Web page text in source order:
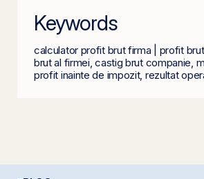
Keywords
calculator profit brut firma | profit
brut al firmei, castig brut companie,
profit inainte de impozit, rezultat